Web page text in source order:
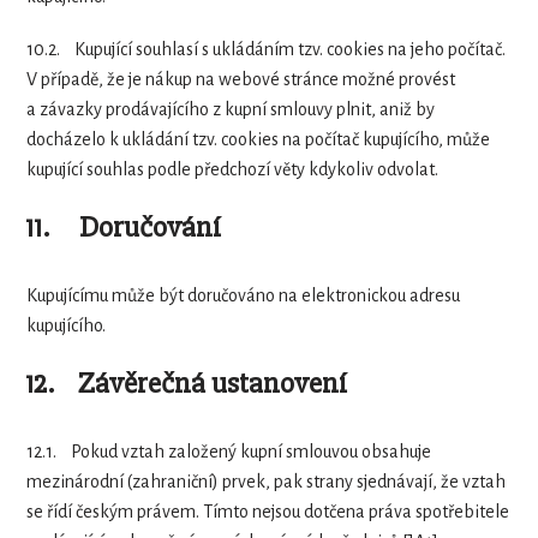
10.2.
Kupující souhlasí s ukládáním tzv. cookies na jeho počítač.
V případě, že je nákup na webové stránce možné provést
a závazky prodávajícího z kupní smlouvy plnit, aniž by
docházelo k ukládání tzv. cookies na počítač kupujícího, může
kupující souhlas podle předchozí věty kdykoliv odvolat.
11. Doručování
Kupujícímu může být doručováno na elektronickou adresu
kupujícího.
12. Závěrečná ustanovení
12.1.
Pokud vztah založený kupní smlouvou obsahuje
mezinárodní (zahraniční) prvek, pak strany sjednávají, že vztah
se řídí českým právem. Tímto nejsou dotčena práva spotřebitele